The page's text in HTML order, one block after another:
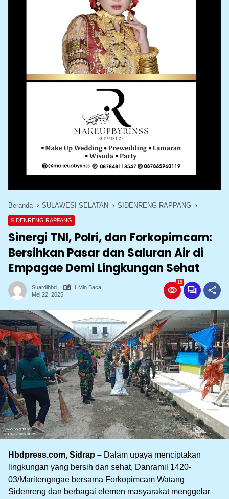
Beranda SULAWESI SELATAN SIDENRENG RAPPANG
SIDENRENG RAPPANG
Sinergi TNI, Polri, dan Forkopimcam:
Bersihkan Pasar dan Saluran Air di
Empagae Demi Lingkungan Sehat
Suardihbd
1 Min Baca
Mei 22, 2025
18
Hbdpress.com, Sidrap – Dalam upaya menciptakan
lingkungan yang bersih dan sehat, Danramil 1420-
03/Maritengngae bersama Forkopimcam Watang
Sidenreng dan berbagai elemen masyarakat menggelar